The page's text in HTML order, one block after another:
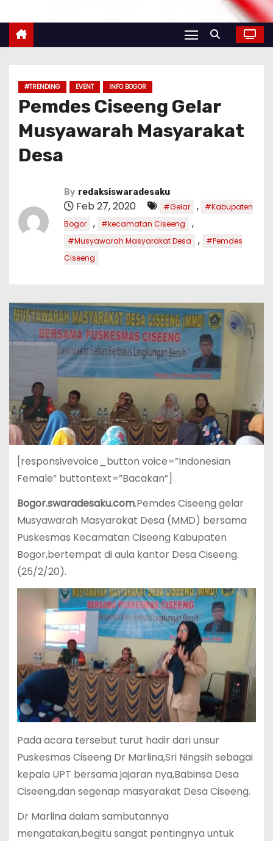
#TRENDING EVENT INFO BOGOR
Pemdes Ciseeng Gelar
Musyawarah Masyarakat
Desa
By redaksiswaradesaku
Feb 27, 2020 #Gelar ,
#Kabupaten
Bogor
, #kecamatan Ciseeng ,
#Musyawarah Masyarakat Desa ,
#Pemdes
Ciseeng
[responsivevoice_button voice=”Indonesian
Female” buttontext=”Bacakan”]
Bogor.swaradesaku.com.Pemdes Ciseeng gelar
Musyawarah Masyarakat Desa (MMD) bersama
Puskesmas Kecamatan Ciseeng Kabupaten
Bogor,bertempat di aula kantor Desa Ciseeng.
(25/2/20).
Pada acara tersebut turut hadir dari unsur
Puskesmas Ciseeng Dr Marlina,Sri Ningsih sebagai
kepala UPT bersama jajaran nya,Babinsa Desa
Ciseeng,dan segenap masyarakat Desa Ciseeng.
Dr Marlina dalam sambutannya
mengatakan,begitu sangat pentingnya untuk